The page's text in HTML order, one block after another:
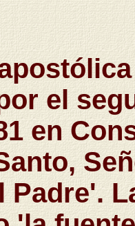
el
en
Padre'.